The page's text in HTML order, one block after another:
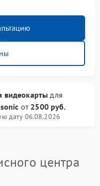
видеокарты для
от 2500 руб.
дату 06.08.2026
центра